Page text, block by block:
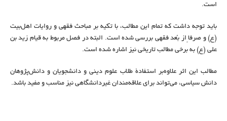
است.
باید توجه داشت که تمام این مطالب، با تکیه بر مباحث فقهی و روایات اهل‌بیت
(ع) و صرفاً از بُعد فقهی بررسی شده است. البته در فصل مربوط به قیام زید بن
علی (ع) به برخی مطالب تاریخی نیز اشاره شده است.
مطالب این اثر علاوه‌بر استفادۀ طلاب علوم دینی و دانشجویان و دانش‌پژوهان
دانش سیاسی، می‌تواند برای علاقه‌مندان غیردانشگاهی نیز مناسب و مفید باشد.